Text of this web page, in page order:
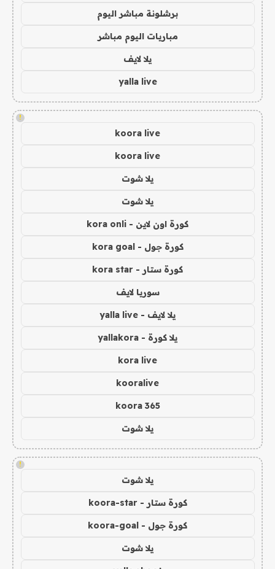
برشلونة مباشر اليوم
مباريات اليوم مباشر
يلا لايف
yalla live
!
koora live
koora live
يلا شوت
يلا شوت
كورة اون لاين - kora onli
كورة جول - kora goal
كورة ستار - kora star
سوريا لايف
يلا لايف - yalla live
يلا كورة - yallakora
kora live
kooralive
koora 365
يلا شوت
!
يلا شوت
كورة ستار - koora-star
كورة جول - koora-goal
يلا شوت